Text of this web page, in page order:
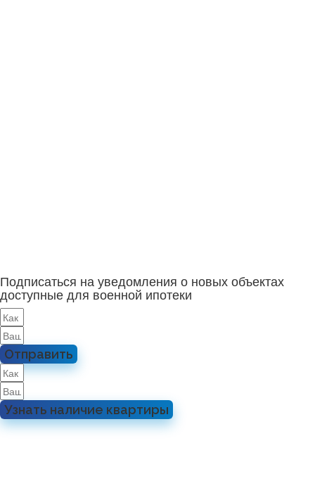
Подписаться на уведомления о новых объектах
доступные для военной ипотеки
Отправить
Узнать наличие квартиры